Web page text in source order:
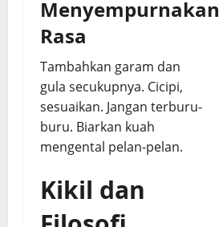
Menyempurnakan
Rasa
Tambahkan garam dan
gula secukupnya. Cicipi,
sesuaikan. Jangan terburu-
buru. Biarkan kuah
mengental pelan-pelan.
Kikil dan